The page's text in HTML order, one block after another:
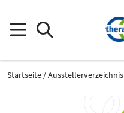
Startseite Ausstellerverzeichnis